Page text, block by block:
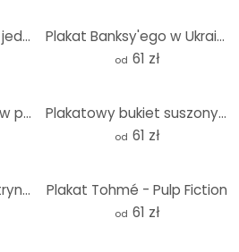
Bajkowy leśny plakat z jednorożcami - Kikki Belle Plakat Banksy'ego w Ukrainie - Mały judoka
od 61 zł
Plakat Mniszek lekarski w porannej rosie - Treechild Plakatowy bukiet suszonych kwiatów - Treechild
od 61 zł
Plakat z sycylijskimi cytrynami - EMELIEmaria Plakat Tohmé - Pulp Fiction
od 61 zł